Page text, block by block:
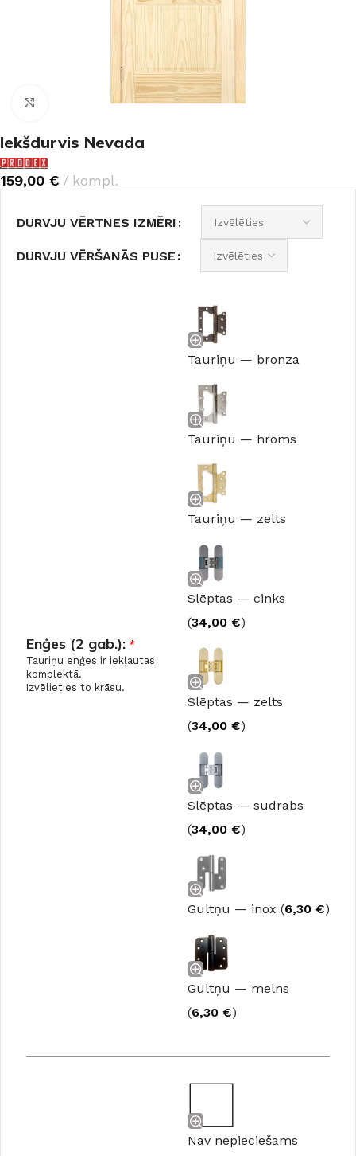
Noklikšķiniet, lai palielinātu
Iekšdurvis Nevada
159,00 € kompl.
DURVJU VĒRTNES IZMĒRI
DURVJU VĒRŠANĀS PUSE
Enģes (2 gab.): *
Tauriņu enģes ir iekļautas
komplektā.
Izvēlieties to krāsu.
Tauriņu — bronza
Tauriņu — hroms
Tauriņu — zelts
Slēptas — cinks
(34,00 €)
Slēptas — zelts
(34,00 €)
Slēptas — sudrabs
(34,00 €)
Gultņu — inox (6,30 €)
Gultņu — melns
(6,30 €)
Nav nepieciešams